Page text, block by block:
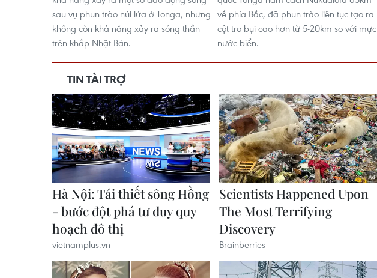
sau vụ phun trào núi lửa ở Tonga, nhưng
không còn khả năng xảy ra sóng thần
trên khắp Nhật Bản.
về phía Bắc, đã phun trào liên tục tạo ra
cột tro bụi cao hơn từ 5-20km so với mực
nước biển.